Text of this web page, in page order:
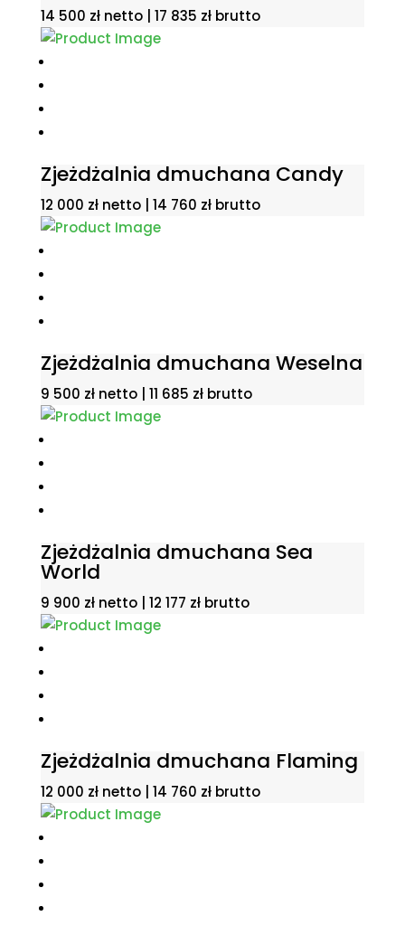
14 500 zł netto | 17 835 złbrutto
Zjeżdżalnia dmuchana Candy
12 000 zł netto | 14 760 złbrutto
Zjeżdżalnia dmuchana Weselna
9 500 zł netto | 11 685 złbrutto
Zjeżdżalnia dmuchana Sea
World
9 900 zł netto | 12 177 złbrutto
Zjeżdżalnia dmuchana Flaming
12 000 zł netto | 14 760 złbrutto